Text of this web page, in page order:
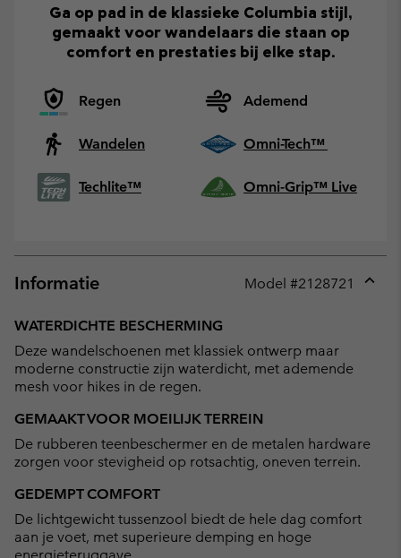
Ga op pad in de klassieke Columbia stijl,
gemaakt voor wandelaars die staan op
comfort en prestaties bij elke stap.
Regen Ademend
Wandelen Omni-Tech™
Techlite™ Omni-Grip™ Live
Informatie Model #2128721
WATERDICHTE BESCHERMING
Deze wandelschoenen met klassiek ontwerp maar
moderne constructie zijn waterdicht, met ademende
mesh voor hikes in de regen.
GEMAAKT VOOR MOEILIJK TERREIN
De rubberen teenbeschermer en de metalen hardware
zorgen voor stevigheid op rotsachtig, oneven terrein.
GEDEMPT COMFORT
De lichtgewicht tussenzool biedt de hele dag comfort
aan je voet, met superieure demping en hoge
energieteruggave.